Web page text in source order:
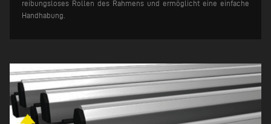
reibungsloses Rollen des Rahmens und ermöglicht eine einfache
Handhabung.